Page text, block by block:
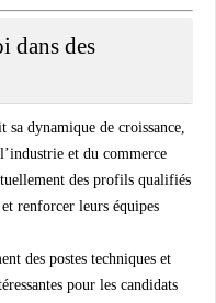
dans des
dynamique de croissance,
et du commerce
des profils qualifiés
renforcer leurs équipes
des postes techniques et
pour les candidats